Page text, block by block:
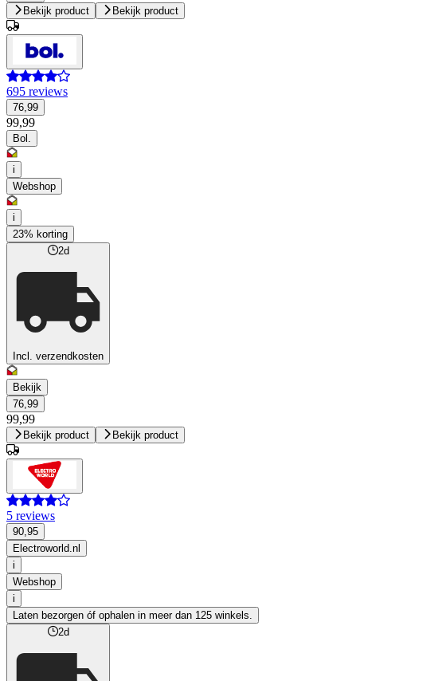
Bekijk product
Bekijk product
695 reviews
76,99
99,99
Bol.
i
Webshop
i
23% korting
2d
Incl. verzendkosten
Bekijk
76,99
99,99
Bekijk product Bekijk product
5 reviews
90,95
Electroworld.nl
i
Webshop
i
Laten bezorgen óf ophalen in meer dan 125 winkels.
2d